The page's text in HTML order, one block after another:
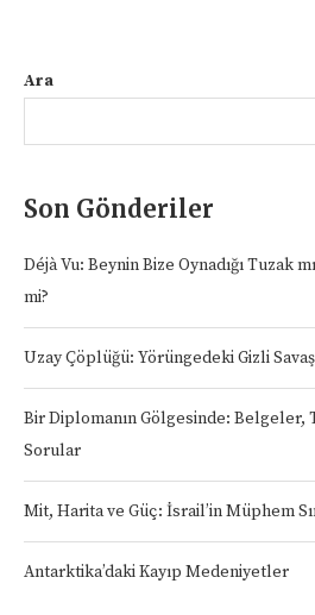
Ara
Son Gönderiler
Déjà Vu: Beynin Bize Oynadığı Tuzak
mi?
Uzay Çöplüğü: Yörüngedeki Gizli
Bir Diplomanın Gölgesinde: Belgeler,
Sorular
Mit, Harita ve Güç: İsrail’in Müphem
Antarktika’daki Kayıp Medeniyetler